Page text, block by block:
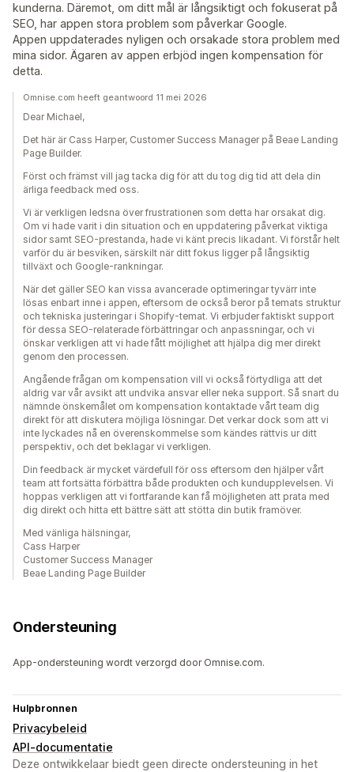
kunderna. Däremot, om ditt mål är långsiktigt och fokuserat på
SEO, har appen stora problem som påverkar Google.
Appen uppdaterades nyligen och orsakade stora problem med
mina sidor. Ägaren av appen erbjöd ingen kompensation för
detta.
Omnise.com heeft geantwoord 11 mei 2026
Dear Michael,
Det här är Cass Harper, Customer Success Manager på Beae Landing
Page Builder.
Först och främst vill jag tacka dig för att du tog dig tid att dela din
ärliga feedback med oss.
Vi är verkligen ledsna över frustrationen som detta har orsakat dig.
Om vi hade varit i din situation och en uppdatering påverkat viktiga
sidor samt SEO-prestanda, hade vi känt precis likadant. Vi förstår helt
varför du är besviken, särskilt när ditt fokus ligger på långsiktig
tillväxt och Google-rankningar.
När det gäller SEO kan vissa avancerade optimeringar tyvärr inte
lösas enbart inne i appen, eftersom de också beror på temats struktur
och tekniska justeringar i Shopify-temat. Vi erbjuder faktiskt support
för dessa SEO-relaterade förbättringar och anpassningar, och vi
önskar verkligen att vi hade fått möjlighet att hjälpa dig mer direkt
genom den processen.
Angående frågan om kompensation vill vi också förtydliga att det
aldrig var vår avsikt att undvika ansvar eller neka support. Så snart du
nämnde önskemålet om kompensation kontaktade vårt team dig
direkt för att diskutera möjliga lösningar. Det verkar dock som att vi
inte lyckades nå en överenskommelse som kändes rättvis ur ditt
perspektiv, och det beklagar vi verkligen.
Din feedback är mycket värdefull för oss eftersom den hjälper vårt
team att fortsätta förbättra både produkten och kundupplevelsen. Vi
hoppas verkligen att vi fortfarande kan få möjligheten att prata med
dig direkt och hitta ett bättre sätt att stötta din butik framöver.
Med vänliga hälsningar,
Cass Harper
Customer Success Manager
Beae Landing Page Builder
Ondersteuning
App-ondersteuning wordt verzorgd door Omnise.com.
Hulpbronnen
Privacybeleid
API-documentatie
Deze ontwikkelaar biedt geen directe ondersteuning in het